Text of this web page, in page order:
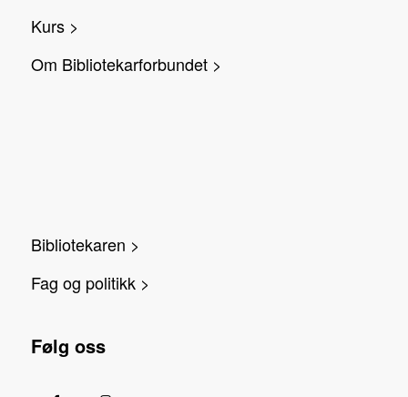
Kurs >
Om Bibliotekarforbundet >
Bibliotekaren >
Fag og politikk >
Følg oss